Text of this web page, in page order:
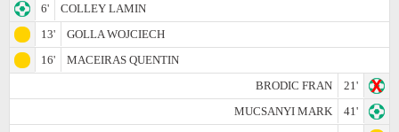
6'
COLLEY LAMIN
13'
GOLLA WOJCIECH
16'
MACEIRAS QUENTIN
BRODIC FRAN
21'
MUCSANYI MARK
41'